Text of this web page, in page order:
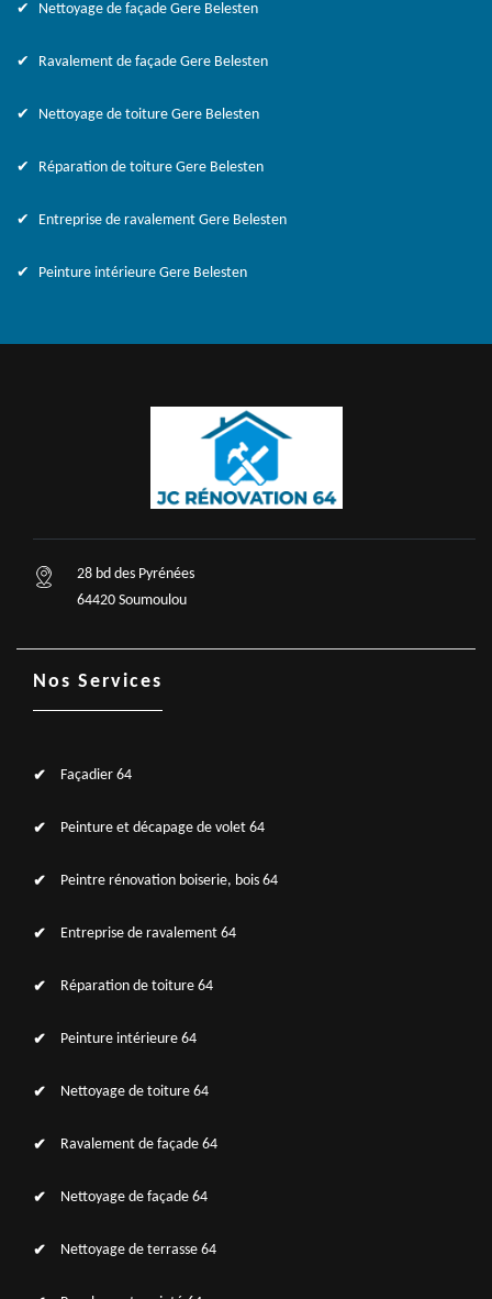
Nettoyage de façade Gere Belesten
Ravalement de façade Gere Belesten
Nettoyage de toiture Gere Belesten
Réparation de toiture Gere Belesten
Entreprise de ravalement Gere Belesten
Peinture intérieure Gere Belesten
28 bd des Pyrénées
64420 Soumoulou
Nos Services
Façadier 64
Peinture et décapage de volet 64
Peintre rénovation boiserie, bois 64
Entreprise de ravalement 64
Réparation de toiture 64
Peinture intérieure 64
Nettoyage de toiture 64
Ravalement de façade 64
Nettoyage de façade 64
Nettoyage de terrasse 64